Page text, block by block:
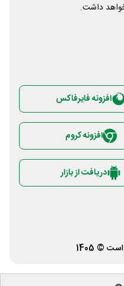
داشت.
افزونه فایرفاکس
افزونه کروم
دریافت از بازار
© 1405